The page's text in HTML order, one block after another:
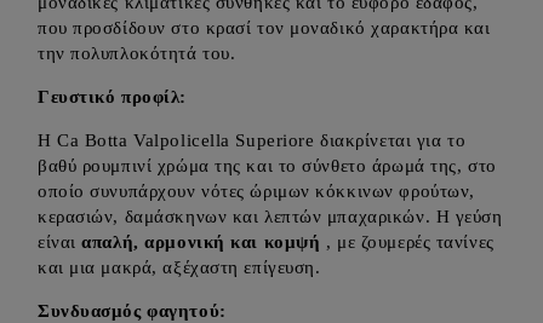
που προσδίδουν στο κρασί τον μοναδικό χαρακτήρα και
την πολυπλοκότητά του.
Γευστικό προφίλ:
Η Ca Botta Valpolicella Superiore διακρίνεται για το
βαθύ ρουμπινί χρώμα της και το σύνθετο άρωμά της, στο
οποίο συνυπάρχουν νότες ώριμων κόκκινων φρούτων,
κερασιών, δαμάσκηνων και λεπτών μπαχαρικών. Η γεύση
είναιαπαλή, αρμονική και κομψή , με ζουμερές τανίνες
και μια μακρά, αξέχαστη επίγευση.
Συνδυασμός φαγητού: